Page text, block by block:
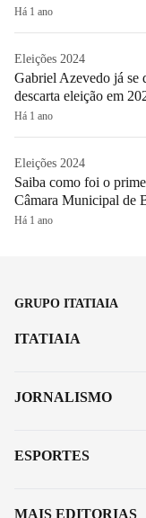
Há 1 ano
Eleições 2024
Gabriel Azevedo já se
descarta eleição em
Há 1 ano
Eleições 2024
Saiba como foi o
Câmara Municipal de
Há 1 ano
GRUPO ITATIAIA
ITATIAIA
JORNALISMO
ESPORTES
MAIS EDITORIAS